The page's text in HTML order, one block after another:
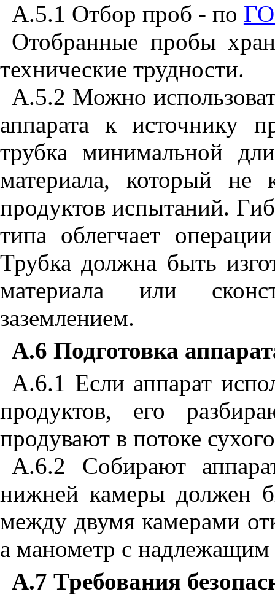
А.5.1 Отбор проб - по
Отобранные пробы
технические трудности.
А.5.2 Можно
аппарата к источнику
трубка минимальной
материала, который не
продуктов испытаний.
типа облегчает
Трубка должна быть
материала или
заземлением.
А.6 Подготовка
А.6.1 Если аппарат
продуктов, его
продувают в потоке
А.6.2 Собирают
нижней камеры должен
между двумя камерами
а манометр с надлежащим
А.7 Требования